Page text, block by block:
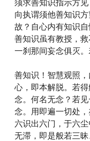
须求善知识指示方
向执谓须他善知识
故？自心内有知识
善知识虽有教授，
一刹那间妄念俱灭。
善知识！智慧观照
心，即本解脱。若
念。何名无念？若
念。用即遍一切处
六识出六门，于六
无滞，即是般若三